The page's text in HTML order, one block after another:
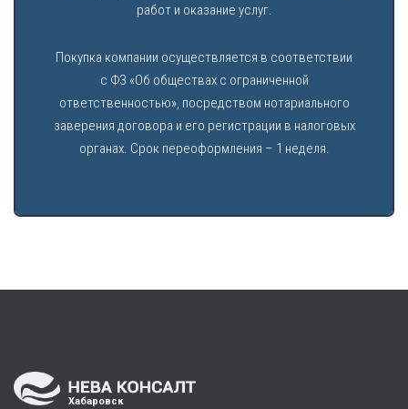
работ и оказание услуг.
Покупка компании осуществляется в соответствии
с ФЗ «Об обществах с ограниченной
ответственностью», посредством нотариального
заверения договора и его регистрации в налоговых
органах. Срок переоформления – 1 неделя.
Хабаровск